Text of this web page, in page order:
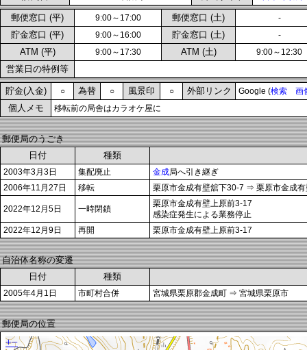
郵便窓口 (平) 9:00～17:00 郵便窓口 (土) -
貯金窓口 (平) 9:00～16:00 貯金窓口 (土) -
ATM (平) 9:00～17:30 ATM (土) 9:00～12:30
営業日の特例等
貯金(入金) ○ 為替 ○ 風景印 ○ 外部リンク Google (検索 画
個人メモ 移転前の局舎はカラオケ屋に
郵便局のうごき
日付
種類
2003年3月3日 集配廃止 金成局へ引き継ぎ
2006年11月27日
移転 栗原市金成有壁舘下30-7 ⇒ 栗原市金成
2022年12月5日 一時閉鎖
栗原市金成有壁上原前3-17
感染症発生による業務停止
2022年12月9日
再開 栗原市金成有壁上原前3-17
自治体名称の変遷
日付
種類
2005年4月1日 市町村合併 宮城県栗原郡金成町 ⇒ 宮城県栗原市
郵便局の位置